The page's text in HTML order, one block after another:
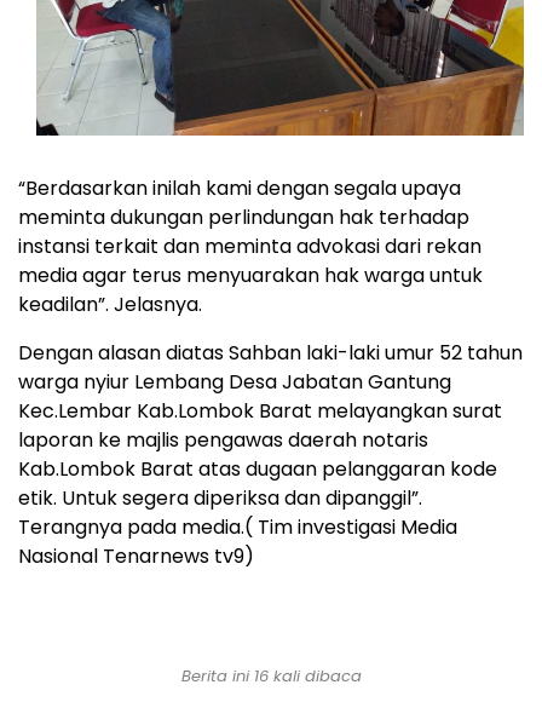
“Berdasarkan inilah kami dengan segala upaya
meminta dukungan perlindungan hak terhadap
instansi terkait dan meminta advokasi dari rekan
media agar terus menyuarakan hak warga untuk
keadilan”. Jelasnya.
Dengan alasan diatas Sahban laki-laki umur 52 tahun
warga nyiur Lembang Desa Jabatan Gantung
Kec.Lembar Kab.Lombok Barat melayangkan surat
laporan ke majlis pengawas daerah notaris
Kab.Lombok Barat atas dugaan pelanggaran kode
etik. Untuk segera diperiksa dan dipanggil”.
Terangnya pada media.( Tim investigasi Media
Nasional Tenarnews tv9)
Berita ini 16 kali dibaca